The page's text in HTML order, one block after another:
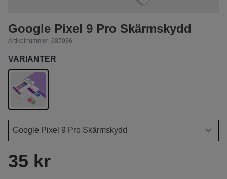
Google Pixel 9 Pro Skärmskydd
Artikelnummer: 687036
VARIANTER
35 kr